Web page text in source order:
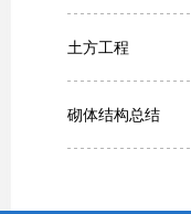
土方工程
砌体结构总结